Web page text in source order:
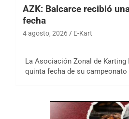
AZK: Balcarce recibió
fecha
4 agosto, 2026 E-Kart
La Asociación Zonal de
quinta fecha de su campeonato